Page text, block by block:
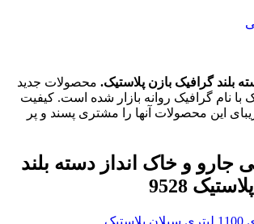
بلند گرافیک بازن پلاستیک. محصولات جدید
با نام گرافیک روانه بازار شده است. کیفیت
این محصولات آنها را مشتری پسند و پر
جارو و خاک انداز دسته بلند
9528